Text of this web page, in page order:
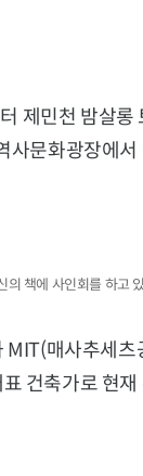
제민천 밤살롱
사문화광장에
의 책에 사인회를 하고
매사추세
건축가로 현